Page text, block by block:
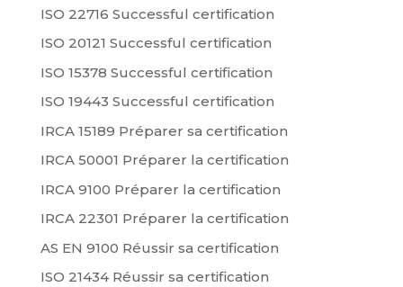
ISO 22716 Successful certification
ISO 20121 Successful certification
ISO 15378 Successful certification
ISO 19443 Successful certification
IRCA 15189 Préparer sa certification
IRCA 50001 Préparer la certification
IRCA 9100 Préparer la certification
IRCA 22301 Préparer la certification
AS EN 9100 Réussir sa certification
ISO 21434 Réussir sa certification